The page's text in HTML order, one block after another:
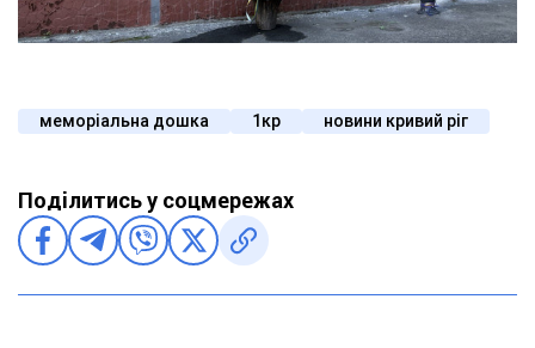
меморіальна дошка 1кр новини кривий ріг
Поділитись у соцмережах